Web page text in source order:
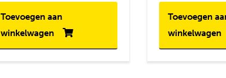
Toevoegen aan
winkelwagen
Toevoegen
winkelwagen